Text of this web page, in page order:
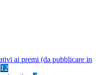
ai premi (da pubblicare in
12